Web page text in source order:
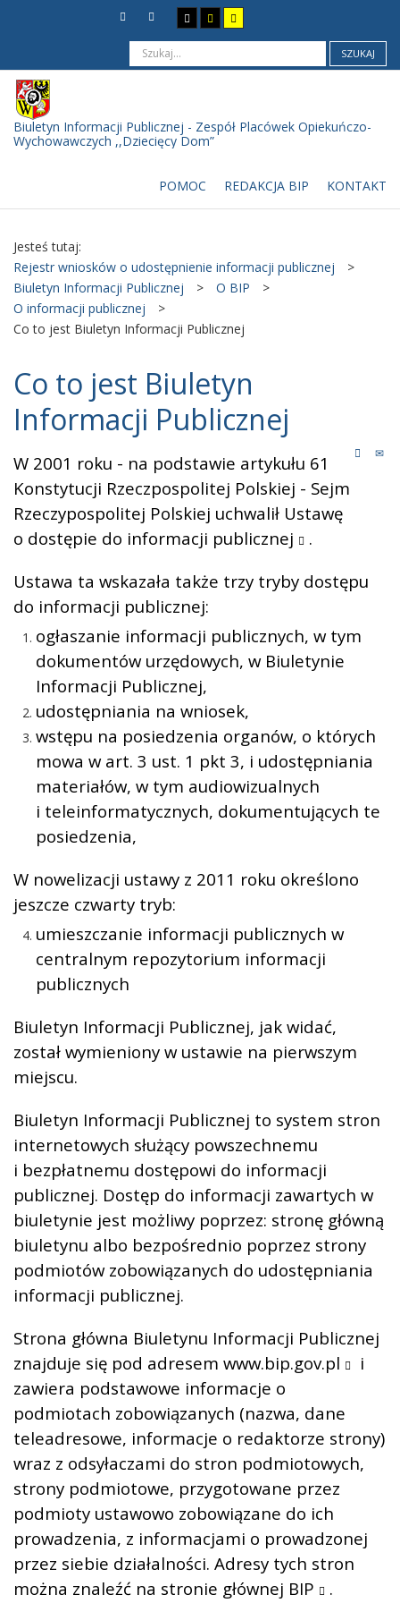
SZUKAJ
Biuletyn Informacji Publicznej - Zespół Placówek Opiekuńczo-
Wychowawczych ,,Dziecięcy Dom”
POMOC REDAKCJA BIP KONTAKT
Jesteś tutaj:
Rejestr wniosków o udostępnienie informacji publicznej
>
Biuletyn Informacji Publicznej
> O BIP
>
O informacji publicznej
>
Co to jest Biuletyn Informacji Publicznej
Co to jest Biuletyn
Informacji Publicznej
W 2001 roku - na podstawie artykułu 61
Konstytucji Rzeczpospolitej Polskiej - Sejm
Rzeczypospolitej Polskiej uchwalił Ustawę
o dostępie do informacji publicznej
.
Ustawa ta wskazała także trzy tryby dostępu
do informacji publicznej:
ogłaszanie informacji publicznych, w tym
dokumentów urzędowych, w Biuletynie
Informacji Publicznej,
udostępniania na wniosek,
wstępu na posiedzenia organów, o których
mowa w art. 3 ust. 1 pkt 3, i udostępniania
materiałów, w tym audiowizualnych
i teleinformatycznych, dokumentujących te
posiedzenia,
W nowelizacji ustawy z 2011 roku określono
jeszcze czwarty tryb:
umieszczanie informacji publicznych w
centralnym repozytorium informacji
publicznych
Biuletyn Informacji Publicznej, jak widać,
został wymieniony w ustawie na pierwszym
miejscu.
Biuletyn Informacji Publicznej to system stron
internetowych służący powszechnemu
i bezpłatnemu dostępowi do informacji
publicznej. Dostęp do informacji zawartych w
biuletynie jest możliwy poprzez: stronę główną
biuletynu albo bezpośrednio poprzez strony
podmiotów zobowiązanych do udostępniania
informacji publicznej.
Strona główna Biuletynu Informacji Publicznej
znajduje się pod adresem www.bip.gov.pl
i
zawiera podstawowe informacje o
podmiotach zobowiązanych (nazwa, dane
teleadresowe, informacje o redaktorze strony)
wraz z odsyłaczami do stron podmiotowych,
strony podmiotowe, przygotowane przez
podmioty ustawowo zobowiązane do ich
prowadzenia, z informacjami o prowadzonej
przez siebie działalności. Adresy tych stron
można znaleźć na stronie głównej BIP .